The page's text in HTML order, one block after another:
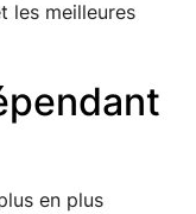
les meilleures
en plus